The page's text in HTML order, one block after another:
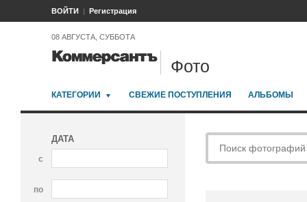
ВОЙТИ Регистрация
08 АВГУСТА, СУББОТА
Фото
КАТЕГОРИИ СВЕЖИЕ ПОСТУПЛЕНИЯ АЛЬБОМЫ
ДАТА
с
по